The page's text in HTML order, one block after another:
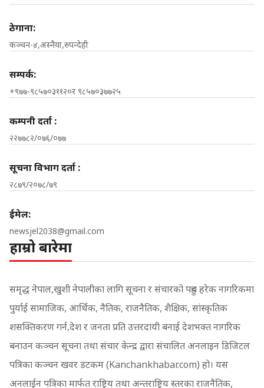
ठेगाना:
कञ्चन-४,अस्नैया,रुपन्देही
सम्पर्क:
+९७७-९८५७०३११२०र ९८५७०३७७२५
कम्पनी दर्ता :
२२७७८२/०७६/०७७
सूचना विभाग दर्ता :
२८७९/२०७८/७९
ईमेल:
newsjel2038@gmail.com
हाम्रो बारेमा
समृद्ध नेपाल,खुशी नेपालीका लागि सूचना र संचारको पहुच हरेक नागरिकमा
पुर्याई सामाजिक, आर्थिक, नैतिक, राजनैतिक, शैक्षिक, सांस्कृतिक
शसक्तिकरण गर्न,देश र जनता प्रति उत्तरदायी बनाई देशभक्त नागरिक
बनाउन कञ्चन सूचना तथा संचार केन्द्र द्वारा संचालित अनलाइन डिजिटल
पत्रिका कञ्चन खवर डटकम (Kanchankhabar.com) हो। यस
अनलाईन पत्रिका मार्फत राष्ट्रिय तथा अन्तराष्ट्रिय स्तरका राजनैतिक,